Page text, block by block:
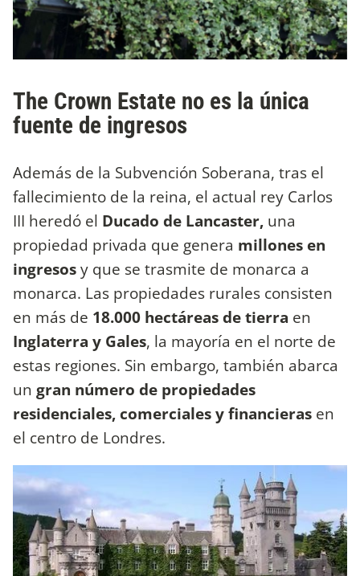
The Crown Estate no es la única
fuente de ingresos
Además de la Subvención Soberana, tras el
fallecimiento de la reina, el actual rey Carlos
III heredó el Ducado de Lancaster, una
propiedad privada que genera millones en
ingresosy que se trasmite de monarca a
monarca. Las propiedades rurales consisten
en más de 18.000 hectáreas de tierra en
Inglaterra y Gales, la mayoría en el norte de
estas regiones. Sin embargo, también abarca
un gran número de propiedades
residenciales, comerciales y financieras en
el centro de Londres.